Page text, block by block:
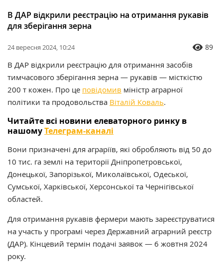
В ДАР відкрили реєстрацію на отримання рукавів
для зберігання зерна
24 вересня 2024, 10:24 89
В ДАР відкрили реєстрацію для отримання засобів
тимчасового зберігання зерна — рукавів — місткістю
200 т кожен. Про це повідомив міністр аграрної
політики та продовольства Віталій Коваль.
Читайте всі новини елеваторного ринку в
нашомуТелеграм-каналі
Вони призначені для аграріїв, які обробляють від 50 до
10 тис. га землі на території Дніпропетровської,
Донецької, Запорізької, Миколаївської, Одеської,
Сумської, Харківської, Херсонської та Чернігівської
областей.
Для отримання рукавів фермери мають зареєструватися
на участь у програмі через Державний аграрний реєстр
(ДАР). Кінцевий термін подачі заявок — 6 жовтня 2024
року.